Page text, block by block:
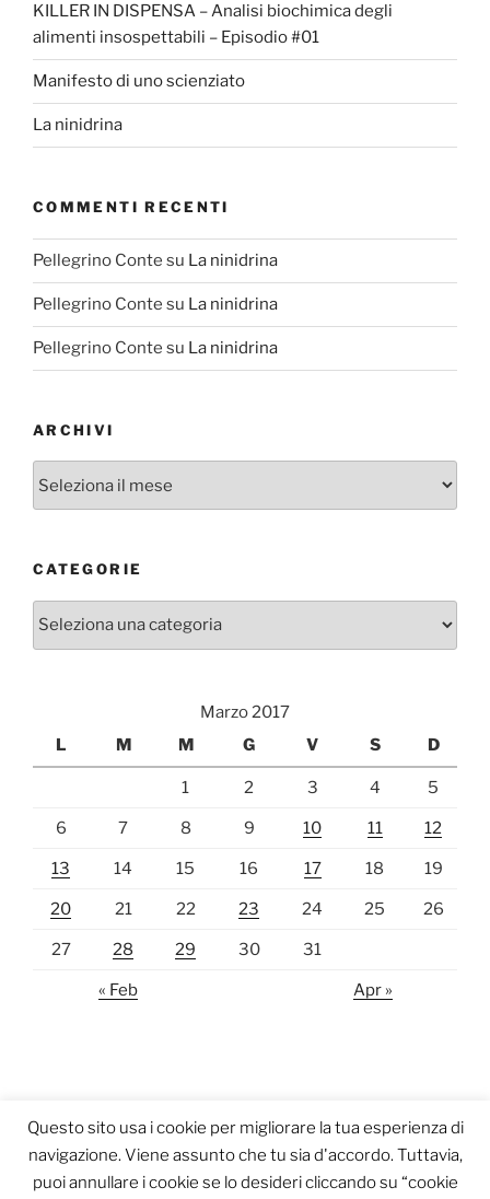
KILLER IN DISPENSA – Analisi biochimica degli
alimenti insospettabili – Episodio #01
Manifesto di uno scienziato
La ninidrina
COMMENTI RECENTI
Pellegrino Conte su La ninidrina
Pellegrino Conte su La ninidrina
Pellegrino Conte su La ninidrina
ARCHIVI
CATEGORIE
Marzo 2017
L
M M G V S D
1 2 3 4 5
6 7 8 9 10 11 12
13 14 15 16 17 18 19
20 21 22 23 24 25 26
27 28 29 30 31
« Feb Apr »
Questo sito usa i cookie per migliorare la tua esperienza di
navigazione. Viene assunto che tu sia d'accordo. Tuttavia,
puoi annullare i cookie se lo desideri cliccando su “cookie